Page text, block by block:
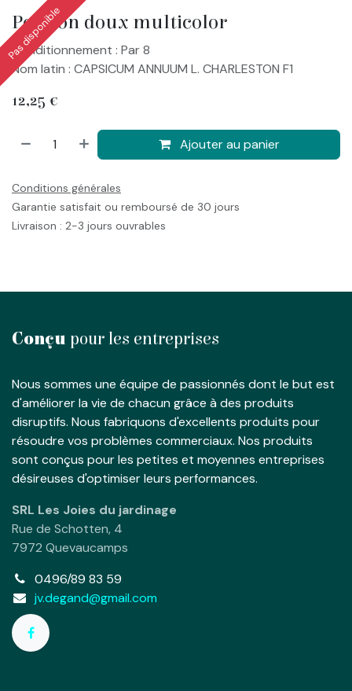
Poivron doux multicolor
Pas disponible
Conditionnement : Par 8
Nom latin : CAPSICUM ANNUUM L. CHARLESTON F1
12,25 €
Ajouter au panier
Conditions générales
Garantie satisfait ou remboursé de 30 jours
Livraison : 2-3 jours ouvrables
Conçu pour les entreprises
Nous sommes une équipe de passionnés dont le but est
d'améliorer la vie de chacun grâce à des produits
disruptifs. Nous fabriquons d'excellents produits pour
résoudre vos problèmes commerciaux. Nos produits
sont conçus pour les petites et moyennes entreprises
désireuses d'optimiser leurs performances.
SRL Les Joies du jardinage
Rue de Schotten, 4
7972 Quevaucamps
0496/89 83 59
jv.degand@gmail.com